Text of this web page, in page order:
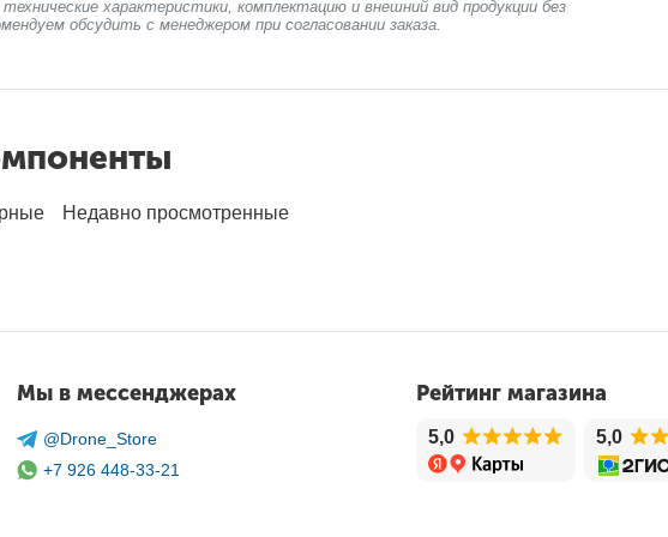
характеристики, комплектацию и внешний вид продукции без
обсудить с менеджером при согласовании заказа.
Недавно просмотренные
Мы в мессенджерах
@Drone_Store
+7 926 448-33-21
Рейтинг магазина
5,0 5,0